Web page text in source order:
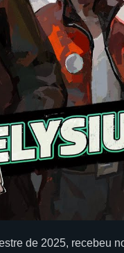
de 2025, recebeu